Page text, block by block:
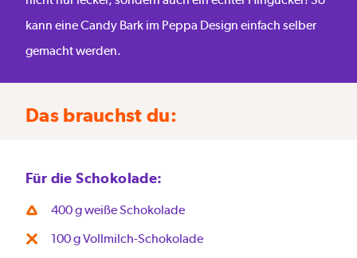
kann eine Candy Bark im Peppa Design einfach selber
gemacht werden.
Das brauchst du:
Für die Schokolade:
400 g weiße Schokolade
100 g Vollmilch-Schokolade